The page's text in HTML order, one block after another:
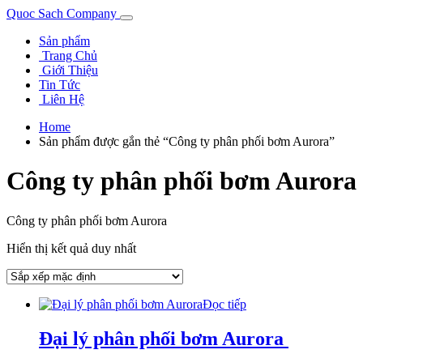
Quoc Sach Company
Sản phẩm
Trang Chủ
Giới Thiệu
Tin Tức
Liên Hệ
Home
Sản phẩm được gắn thẻ “Công ty phân phối bơm Aurora”
Công ty phân phối bơm Aurora
Công ty phân phối bơm Aurora
Hiển thị kết quả duy nhất
Đọc tiếp
Đại lý phân phối bơm Aurora